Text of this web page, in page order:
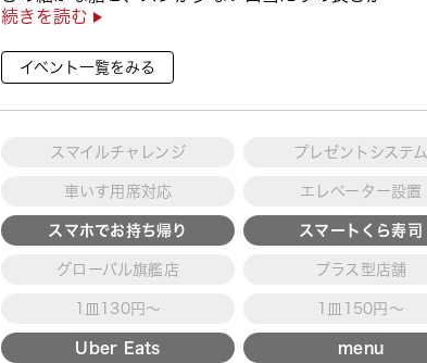
徴👀
さらに、鹿児島で育った高級魚【鹿児島県産活〆か
んぱち】など
続きを読む
イベント一覧をみる
スマイルチャレンジ プレゼントシステム
車いす用席対応 エレベーター設置
スマホでお持ち帰り スマートくら寿司
グローバル旗艦店 プラス型店舗
1皿130円～ 1皿150円～
Uber Eats menu